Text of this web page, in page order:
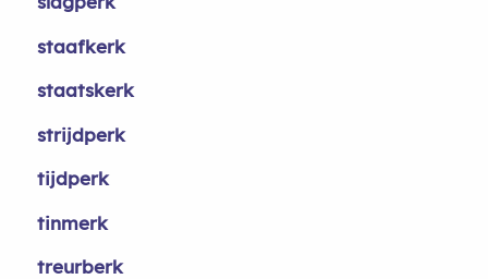
staafkerk
staatskerk
strijdperk
tijdperk
tinmerk
treurberk